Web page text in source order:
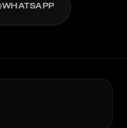
WHATSAPP